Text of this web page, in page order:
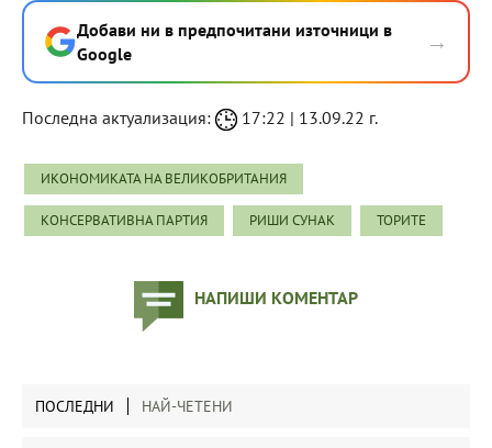
Добави ни в предпочитани източници в
Google
→
Последна актуализация: 17:22 | 13.09.22 г.
ИКОНОМИКАТА НА ВЕЛИКОБРИТАНИЯ
КОНСЕРВАТИВНА ПАРТИЯ РИШИ СУНАК ТОРИТЕ
НАПИШИ КОМЕНТАР
ПОСЛЕДНИ НАЙ-ЧЕТЕНИ